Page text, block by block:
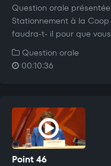
Question orale
Stationnement à la
faudra-t- il pour que
Question orale
00:10:36
Point 46